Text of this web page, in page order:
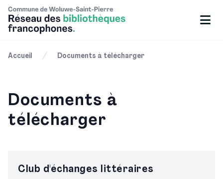
Accueil Documents à télécharger
Documents à
télécharger
Club d'échanges littéraires